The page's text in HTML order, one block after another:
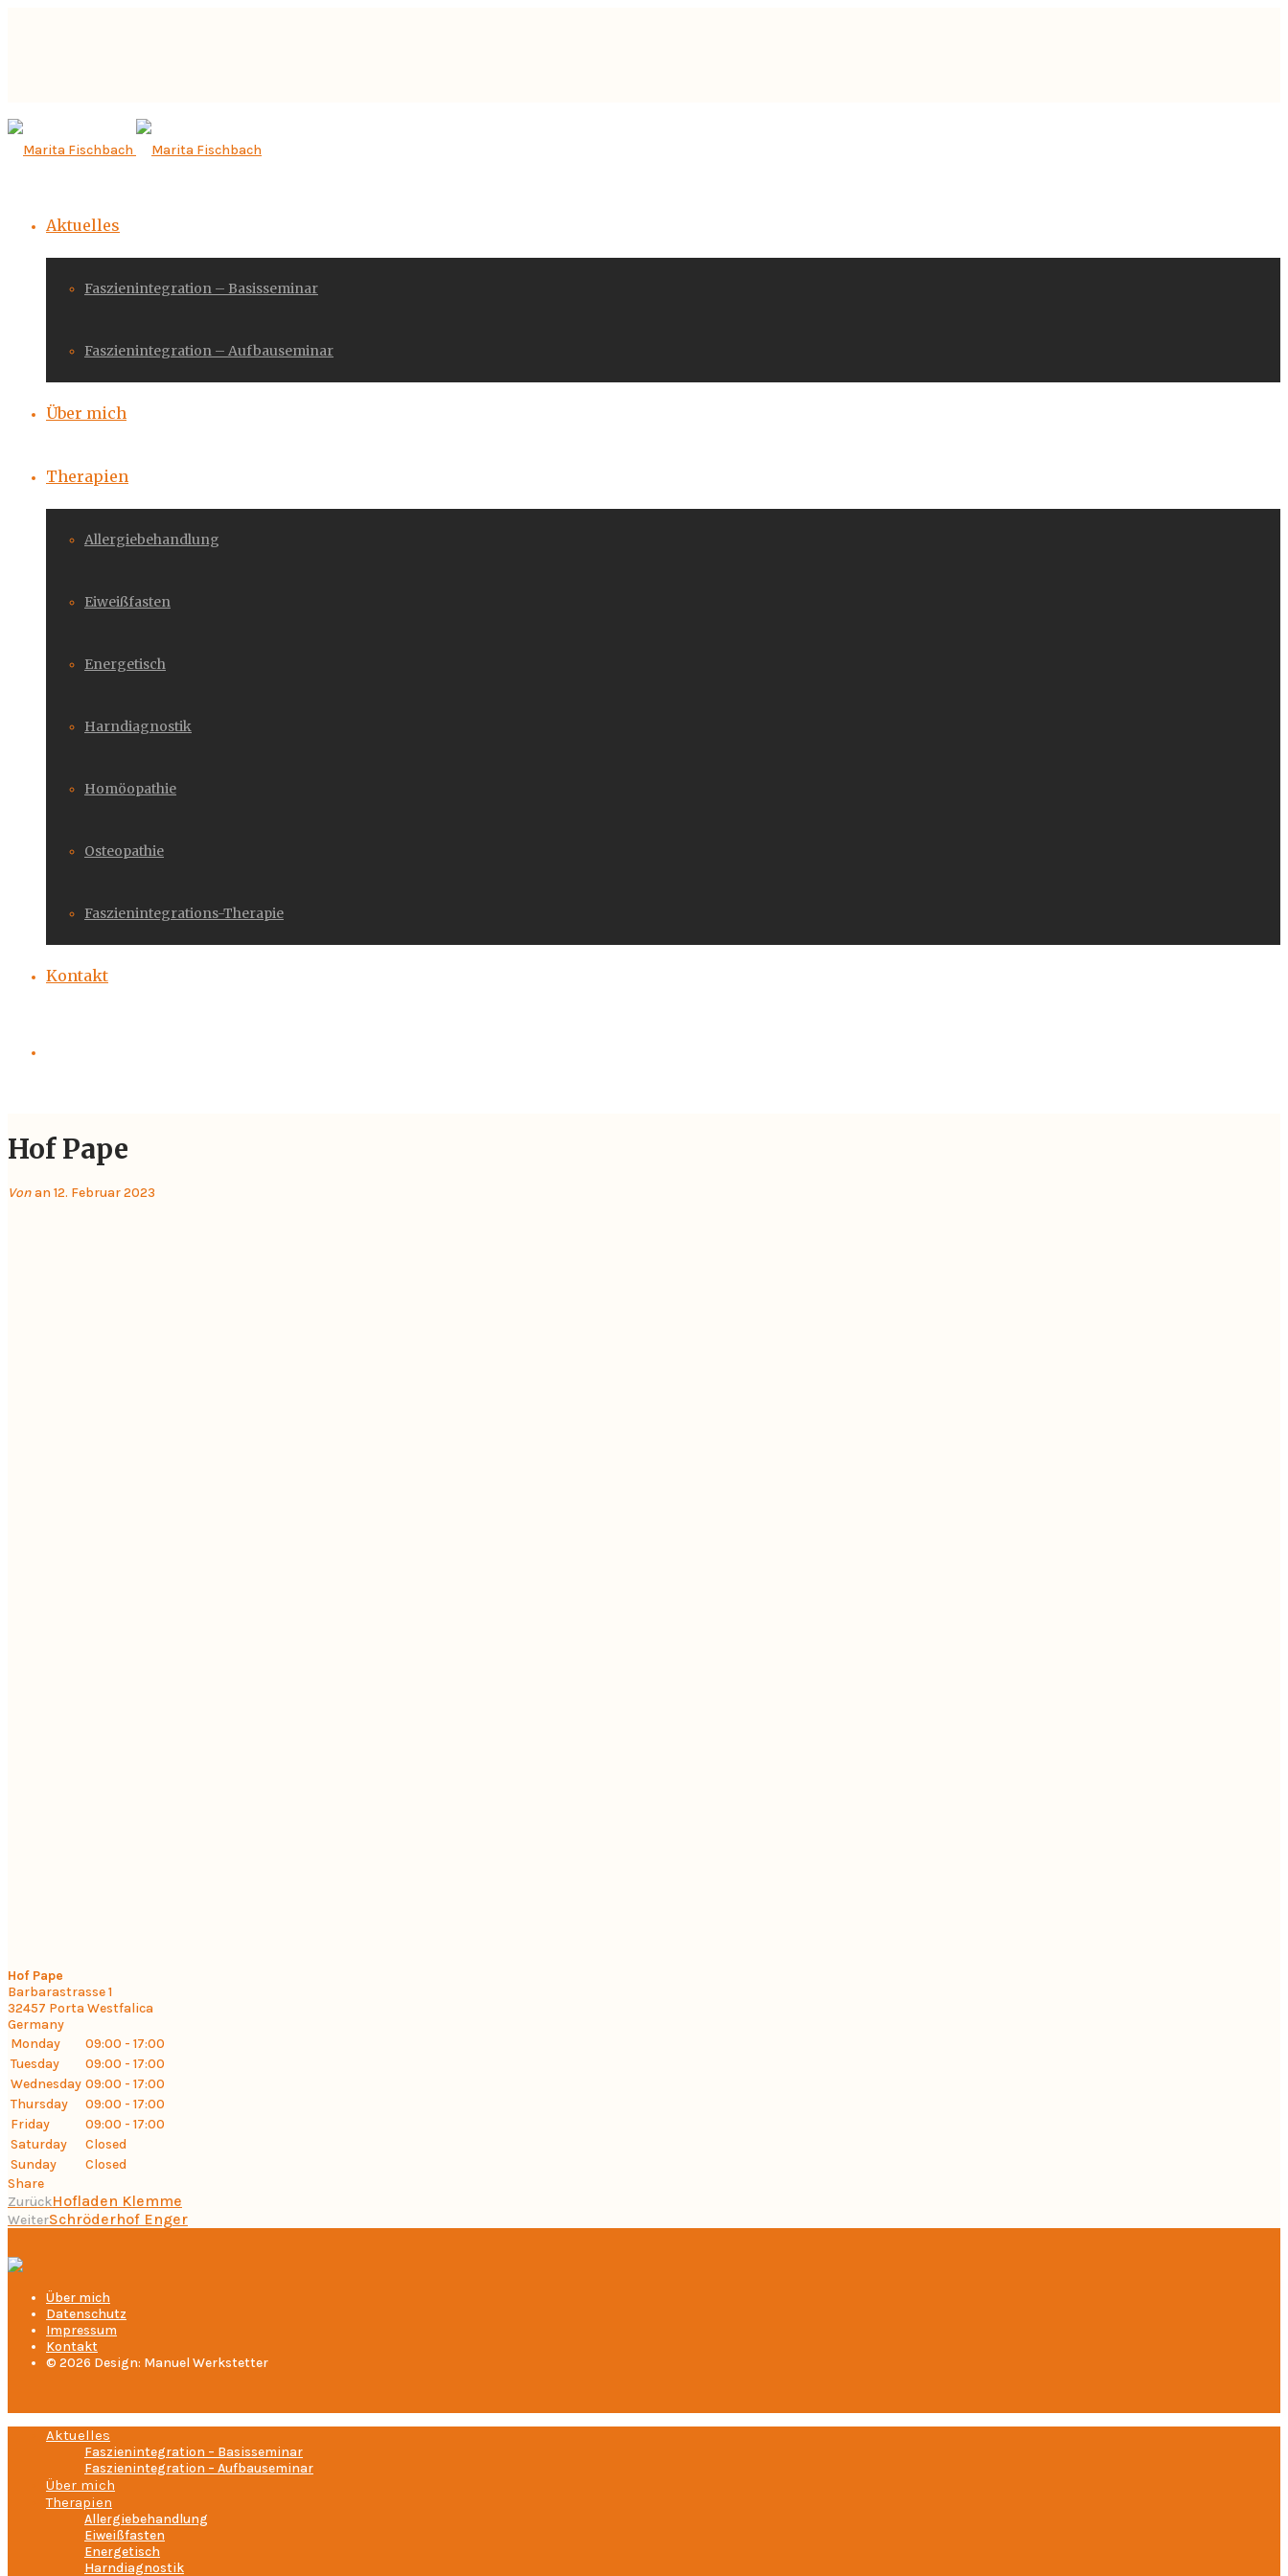
Aktuelles
Faszienintegration – Basisseminar
Faszienintegration – Aufbauseminar
Über mich
Therapien
Allergiebehandlung
Eiweißfasten
Energetisch
Harndiagnostik
Homöopathie
Osteopathie
Faszienintegrations-Therapie
Kontakt
Hof Pape
Vonan 12. Februar 2023
Hof Pape
Barbarastrasse 1
32457 Porta Westfalica
Germany
Monday
09:00 - 17:00
Tuesday
09:00 - 17:00
Wednesday 09:00 - 17:00
Thursday
09:00 - 17:00
Friday
09:00 - 17:00
Saturday
Closed
Sunday
Closed
Share
ZurückHofladen Klemme
WeiterSchröderhof Enger
Über mich
Datenschutz
Impressum
Kontakt
© 2026 Design: Manuel Werkstetter
Aktuelles
Faszienintegration – Basisseminar
Faszienintegration – Aufbauseminar
Über mich
Therapien
Allergiebehandlung
Eiweißfasten
Energetisch
Harndiagnostik